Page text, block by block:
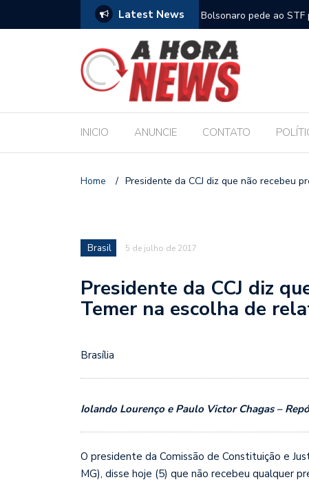
Latest News
com a Educação durante posse Bolsonaro pede ao
INICIO ANUNCIE CONTATO
Home / Presidente da CCJ diz que não recebeu
Brasil 5 de julho de 2017
Presidente da CCJ diz
Temer na escolha de
Brasília
Iolando Lourenço e Paulo Victor Chagas –
O presidente da Comissão de Constituição e
MG), disse hoje (5) que não recebeu qualquer